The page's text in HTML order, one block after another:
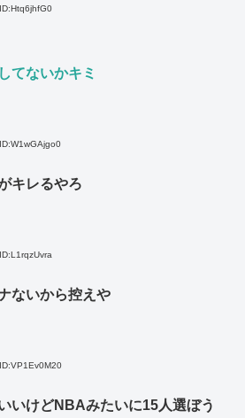
ID:Htq6jhfG0
てないかキミ
ID:W1wGAjgo0
キレるやろ
ID:L1rqzUvra
ないから控えや
ID:VP1Ev0M20
いけどNBAみたいに15人選ぼう